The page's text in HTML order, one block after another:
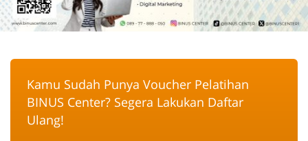
Kamu Sudah Punya Voucher Pelatihan
BINUS Center? Segera Lakukan Daftar
Ulang!